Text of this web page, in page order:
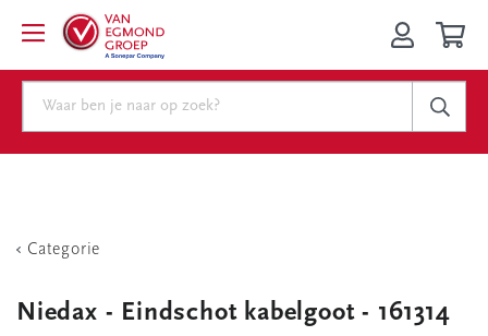
Categorie
Niedax - Eindschot kabelgoot - 161314